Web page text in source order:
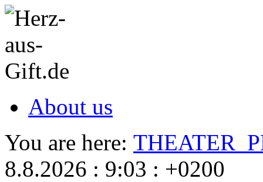
About us
You are here:
8.8.2026 : 9:03 : +0200